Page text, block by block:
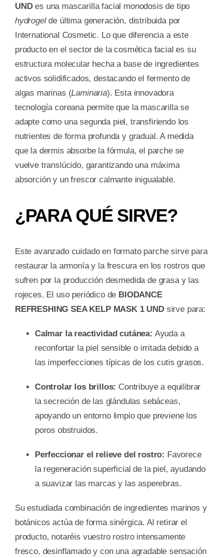
UNDes una mascarilla facial monodosis de tipo
hydrogelde última generación, distribuida por
International Cosmetic. Lo que diferencia a este
producto en el sector de la cosmética facial es su
estructura molecular hecha a base de ingredientes
activos solidificados, destacando el fermento de
algas marinas (Laminaria). Esta innovadora
tecnología coreana permite que la mascarilla se
adapte como una segunda piel, transfiriendo los
nutrientes de forma profunda y gradual. A medida
que la dermis absorbe la fórmula, el parche se
vuelve translúcido, garantizando una máxima
absorción y un frescor calmante inigualable.
¿PARA QUÉ SIRVE?
Este avanzado cuidado en formato parche sirve para
restaurar la armonía y la frescura en los rostros que
sufren por la producción desmedida de grasa y las
rojeces. El uso periódico de BIODANCE
REFRESHING SEA KELP MASK 1 UNDsirve para:
Calmar la reactividad cutánea: Ayuda a
reconfortar la piel sensible o irritada debido a
las imperfecciones típicas de los cutis grasos.
Controlar los brillos: Contribuye a equilibrar
la secreción de las glándulas sebáceas,
apoyando un entorno limpio que previene los
poros obstruidos.
Perfeccionar el relieve del rostro: Favorece
la regeneración superficial de la piel, ayudando
a suavizar las marcas y las asperebras.
Su estudiada combinación de ingredientes marinos y
botánicos actúa de forma sinérgica. Al retirar el
producto, notaréis vuestro rostro intensamente
fresco, desinflamado y con una agradable sensación